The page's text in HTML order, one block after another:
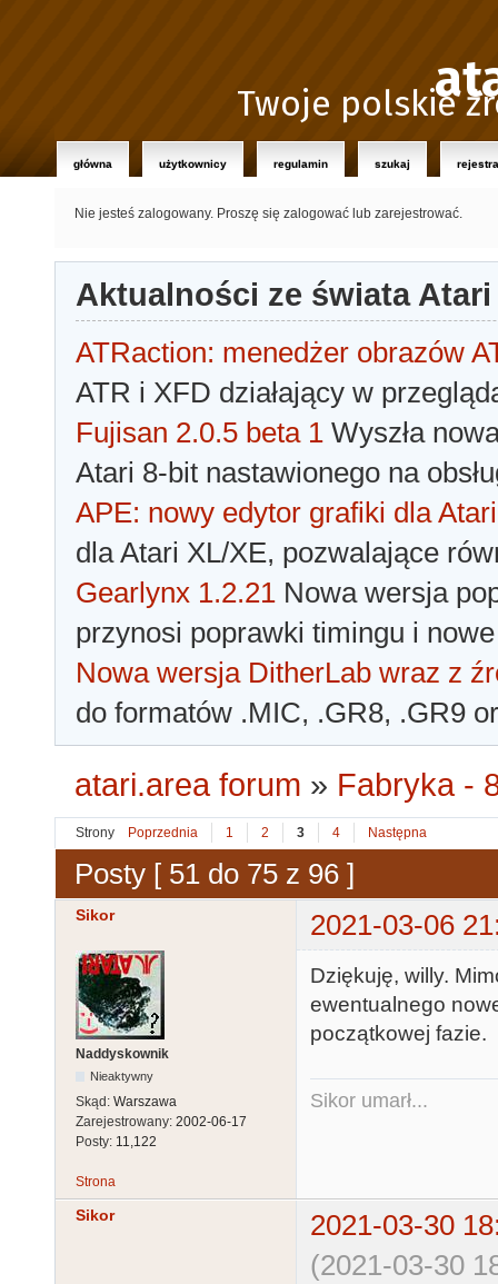
Twoje polskie
główna użytkownicy regulamin szukaj
Nie jesteś zalogowany. Proszę się zalogować lub zarejestrować.
Aktualności ze świata Atari
ATRaction: menedżer obrazów
ATR i XFD działający w
Fujisan 2.0.5 beta 1 Wyszła
Atari 8-bit nastawionego na
APE: nowy edytor grafiki dla Atari
dla Atari XL/XE, pozwalające
Gearlynx 1.2.21 Nowa wersja
przynosi poprawki timingu i
Nowa wersja DitherLab wraz z
do formatów .MIC, .GR8, .GR9
atari.area forum » Fabryka -
Strony Poprzednia 1 2 3 4 Następna
Posty [ 51 do 75 z 96 ]
Sikor 2021-03-06
Naddyskownik
Nieaktywny
Skąd: Warszawa
Zarejestrowany: 2002-06-17
Posty: 11,122
Dziękuję, willy.
ewentualnego
początkowej fazie.
Sikor umarł...
Strona
Sikor
2021-03-30
(2021-03-30